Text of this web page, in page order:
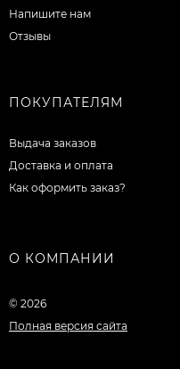
Напишите нам
Отзывы
ПОКУПАТЕЛЯМ
Выдача заказов
Доставка и оплата
Как оформить заказ?
О КОМПАНИИ
© 2026
Полная версия сайта